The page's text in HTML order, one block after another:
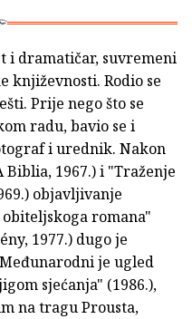
i dramatičar, suvremeni
književnosti. Rodio se
Prije nego što se
radu, bavio se i
i urednik. Nakon
1967.) i "Traženje
objavljivanje
romana"
1977.) dugo je
je ugled
sjećanja" (1986.),
na tragu Prousta,